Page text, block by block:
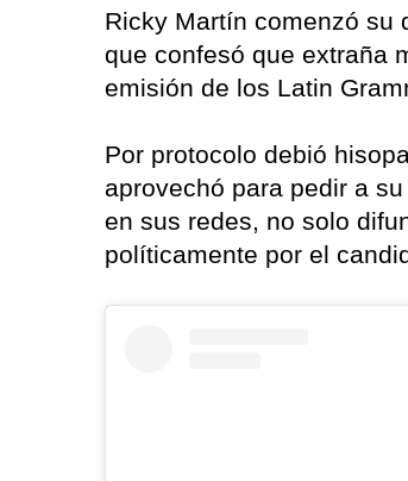
Ricky Martín comenzó su
que confesó que extraña
emisión de los Latin
Por protocolo debió
aprovechó para pedir a
en sus redes, no solo
políticamente por el